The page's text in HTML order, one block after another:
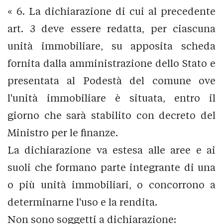
« 6. La dichiarazione di cui al precedente
art. 3 deve essere redatta, per ciascuna
unità immobiliare, su apposita scheda
fornita dalla amministrazione dello Stato e
presentata al Podestà del comune ove
l'unità immobiliare è situata, entro il
giorno che sarà stabilito con decreto del
Ministro per le finanze.
La dichiarazione va estesa alle aree e ai
suoli che formano parte integrante di una
o più unità immobiliari, o concorrono a
determinarne l'uso e la rendita.
Non sono soggetti a dichiarazione: